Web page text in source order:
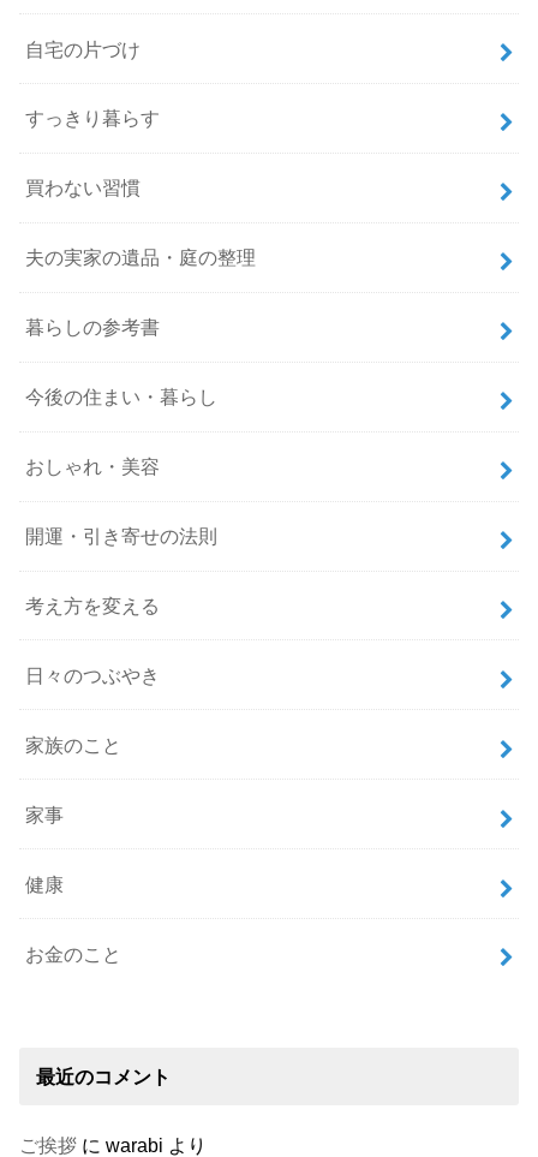
自宅の片づけ
すっきり暮らす
買わない習慣
夫の実家の遺品・庭の整理
暮らしの参考書
今後の住まい・暮らし
おしゃれ・美容
開運・引き寄せの法則
考え方を変える
日々のつぶやき
家族のこと
家事
健康
お金のこと
最近のコメント
ご挨拶 にwarabi より